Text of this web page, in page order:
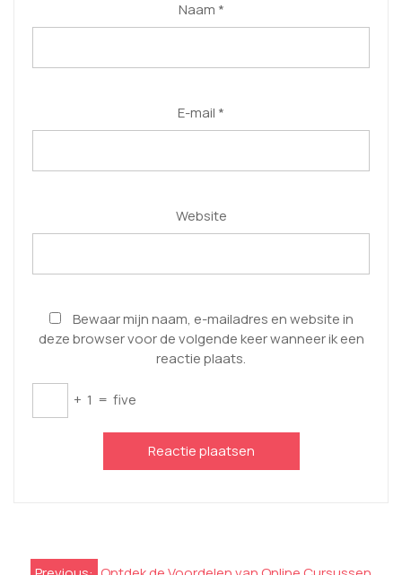
Naam *
E-mail *
Website
Bewaar mijn naam, e-mailadres en website in
deze browser voor de volgende keer wanneer ik een
reactie plaats.
+ 1 = five
Berichtnavigatie